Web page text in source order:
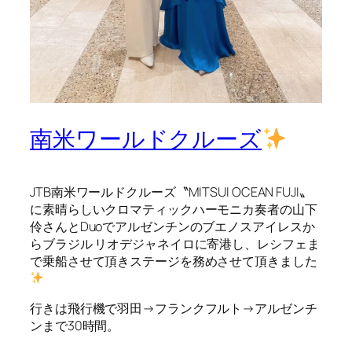
南米ワールドクルーズ
JTB南米ワールドクルーズ〝MITSUI OCEAN FUJI〟
に素晴らしいクロマティックハーモニカ奏者の山下
伶さんとDuoでアルゼンチンのブエノスアイレスか
らブラジル リオデジャネイロに寄港し、レシフェま
で乗船させて頂きステージを務めさせて頂きました
行きは飛行機で羽田→フランクフルト→アルゼンチ
ンまで30時間。